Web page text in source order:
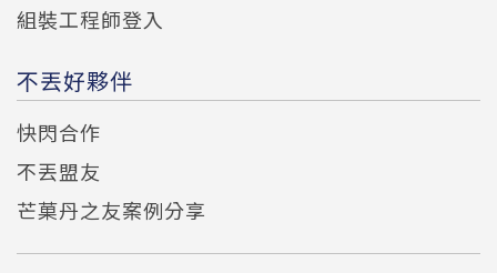
組裝工程師登入
不丟好夥伴
快閃合作
不丟盟友
芒菓丹之友案例分享